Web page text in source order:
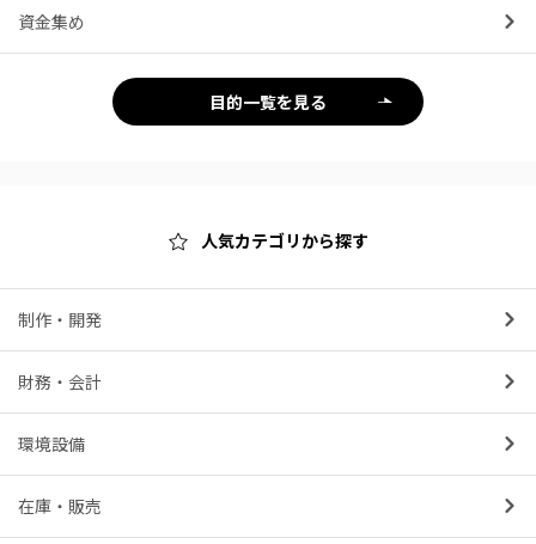
資金集め
目的一覧を見る
人気カテゴリから探す
制作・開発
財務・会計
環境設備
在庫・販売